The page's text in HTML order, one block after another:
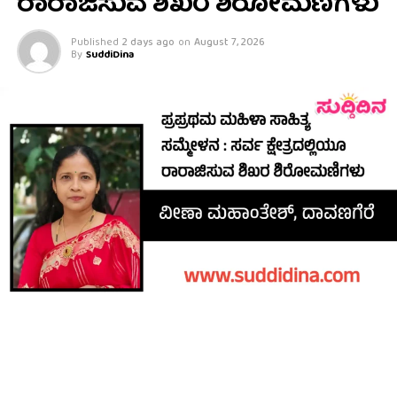
Published 2 days ago on August 7, 2026
By SuddiDina